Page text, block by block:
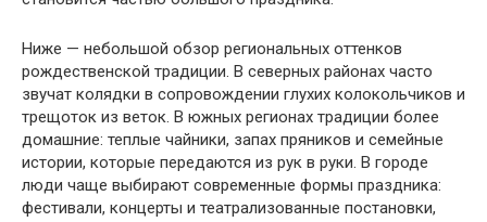
Ниже — небольшой обзор региональных оттенков
рождественской традиции. В северных районах часто
звучат колядки в сопровождении глухих колокольчиков и
трещоток из веток. В южных регионах традиции более
домашние: теплые чайники, запах пряников и семейные
истории, которые передаются из рук в руки. В городе
люди чаще выбирают современные формы праздника:
фестивали, концерты и театрализованные постановки,